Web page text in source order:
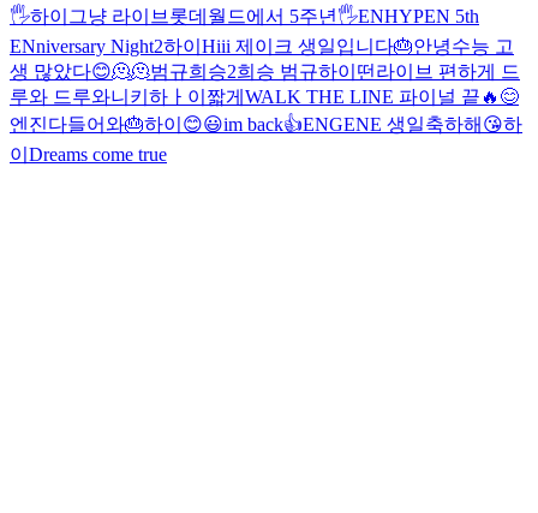
🖐하이 그냥 라이브 롯데월드에서 5주년🖐ENHYPEN 5th
ENniversary Night2하이 Hiii 제이크 생일입니다🎂안녕수능 고
생 많았다😊🫠🫠범규희승2희승 범규하이 떤라이브 편하게 드
루와 드루와니키 하ㅏ이 짧게 WALK THE LINE 파이널 끝🔥 😊
엔진다들어와🎂하이 😊😃im back👍ENGENE 생일축하해😘하
이 Dreams come true